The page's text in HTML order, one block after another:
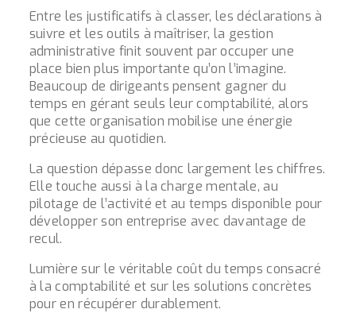
Entre les justificatifs à classer, les déclarations à
suivre et les outils à maîtriser, la gestion
administrative finit souvent par occuper une
place bien plus importante qu’on l’imagine.
Beaucoup de dirigeants pensent gagner du
temps en gérant seuls leur comptabilité, alors
que cette organisation mobilise une énergie
précieuse au quotidien.
La question dépasse donc largement les chiffres.
Elle touche aussi à la charge mentale, au
pilotage de l’activité et au temps disponible pour
développer son entreprise avec davantage de
recul.
Lumière sur le véritable coût du temps consacré
à la comptabilité et sur les solutions concrètes
pour en récupérer durablement.